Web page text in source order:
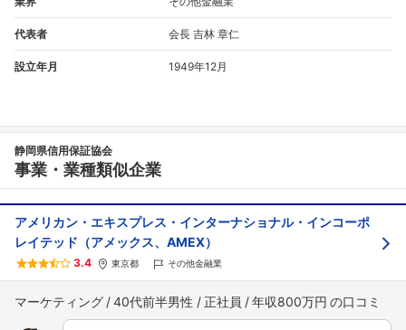
代表者 会長 吉林 章仁
設立年月 1949年12月
静岡県信用保証協会
事業・業種類似企業
アメリカン・エキスプレス・インターナショナル・インコーポ
レイテッド（アメックス、AMEX）
3.4 東京都 その他金融業
マーケティング 40代前半男性 正社員 年収800万円